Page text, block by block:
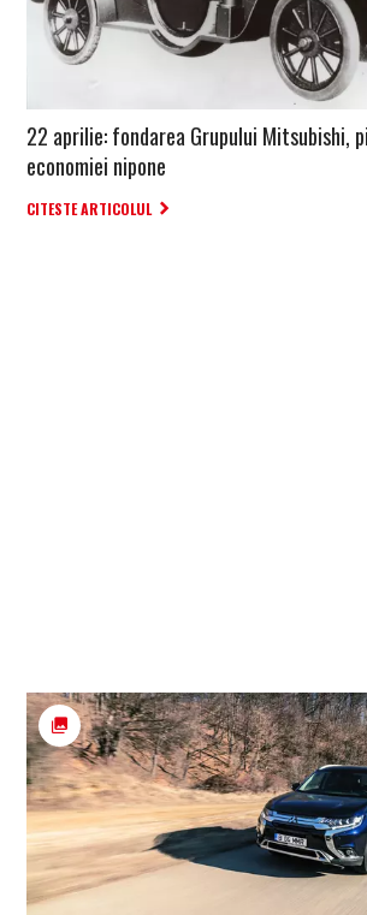
22 aprilie: fondarea Grupului Mitsubishi,
economiei nipone
CITESTE ARTICOLUL